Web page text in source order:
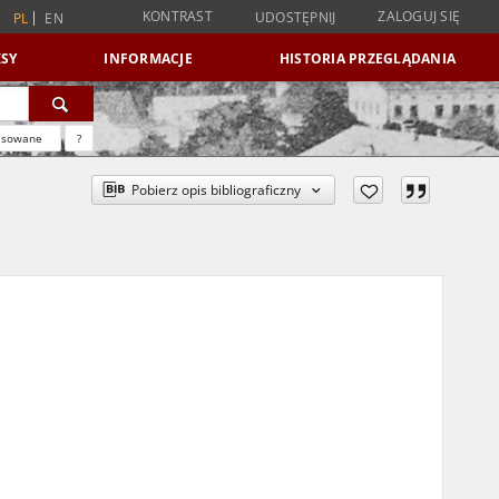
PL EN KONTRAST UDOSTĘPNIJ ZALOGUJ SIĘ
INFORMACJE HISTORIA PRZEGLĄDANIA
?
Pobierz opis bibliograficzny